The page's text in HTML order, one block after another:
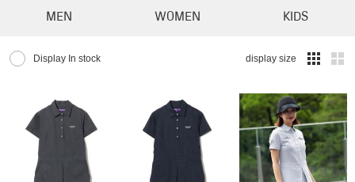
MEN WOMEN KIDS
Display In stock display size